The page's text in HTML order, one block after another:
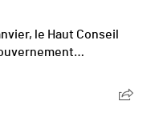
le Haut Conseil